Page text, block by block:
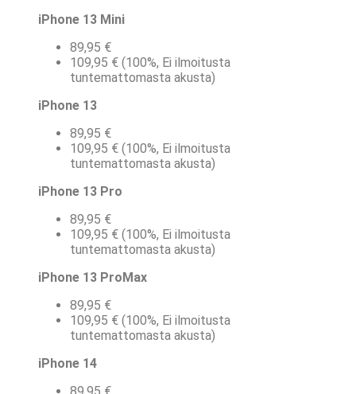
iPhone 13 Mini
89,95 €
109,95 € (100%, Ei ilmoitusta
tuntemattomasta akusta)
iPhone 13
89,95 €
109,95 € (100%, Ei ilmoitusta
tuntemattomasta akusta)
iPhone 13 Pro
89,95 €
109,95 € (100%, Ei ilmoitusta
tuntemattomasta akusta)
iPhone 13 ProMax
89,95 €
109,95 € (100%, Ei ilmoitusta
tuntemattomasta akusta)
iPhone 14